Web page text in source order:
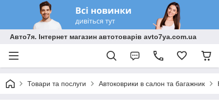
Авто7я. Інтернет магазин автотоварів avto7ya.com.ua
Товари та послуги Автоковрики в салон та багажник